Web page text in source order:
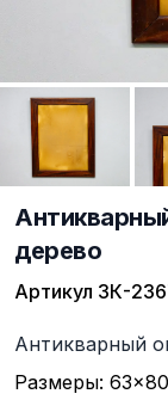
дерево
Артикул ЗК-
Описание
Антикварный
Размеры: